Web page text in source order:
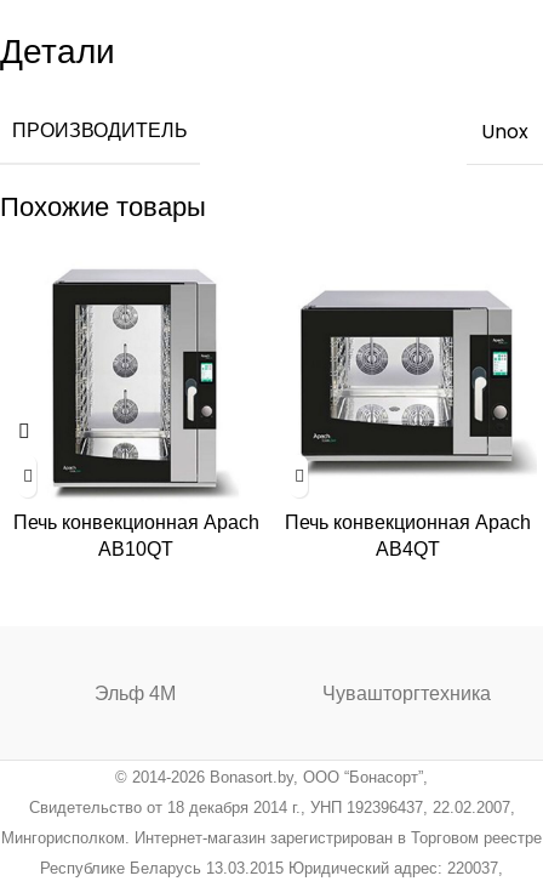
Детали
ПРОИЗВОДИТЕЛЬ Unox
Похожие товары
Печь конвекционная Apach
AB10QT
Печь конвекционная Apach
AB4QT
Эльф 4М Чувашторгтехника
© 2014-2026 Bonasort.by, ООО “Бонасорт”,
Свидетельство от 18 декабря 2014 г., УНП 192396437, 22.02.2007,
Мингорисполком. Интернет-магазин зарегистрирован в Торговом реестре
Республике Беларусь 13.03.2015 Юридический адрес: 220037,